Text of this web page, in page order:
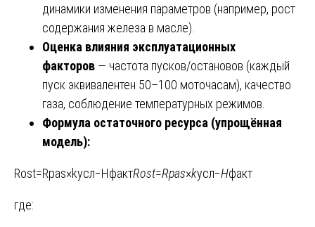
динамики изменения параметров (например, рост
содержания железа в масле).
Оценка влияния эксплуатационных
факторов — частота пусков/остановов (каждый
пуск эквивалентен 50–100 моточасам), качество
газа, соблюдение температурных режимов.
Формула остаточного ресурса (упрощённая
модель):
Rost=Rpas×kусл−HфактRost​=Rpas​×kусл​−Hфакт​
где: